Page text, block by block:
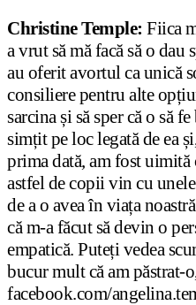
Christine Temple: Fiica
a vrut să mă facă să o
au oferit avortul ca unică
consiliere pentru alte
sarcina și să sper că o să
simțit pe loc legată de ea
prima dată, am fost uimită
astfel de copii vin cu
de a o avea în viața
că m-a făcut să devin o
empatică. Puteți vedea
bucur mult că am păstrat-
facebook.com/